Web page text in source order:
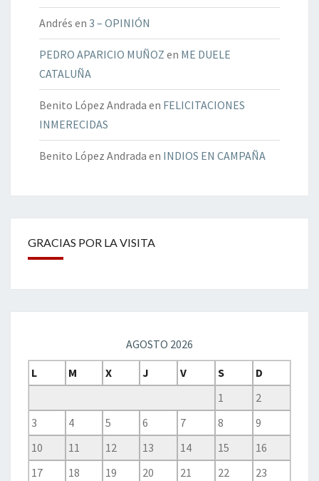
Andrés en 3 – OPINIÓN
PEDRO APARICIO MUÑOZ en ME DUELE
CATALUÑA
Benito López Andrada en FELICITACIONES
INMERECIDAS
Benito López Andrada en INDIOS EN CAMPAÑA
GRACIAS POR LA VISITA
AGOSTO 2026
L
M X J V S
D
1
2
3
4 5 6 7 8
9
10
11 12 13 14 15
16
17
18 19 20 21 22
23